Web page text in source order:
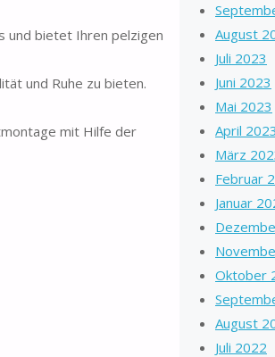
und bietet Ihren pelzigen
und Ruhe zu bieten.
mit Hilfe der
August
Juli 2023
Juni 2023
Mai 2023
April 2023
März
Februar
Januar
Oktober
August
Juli 2022